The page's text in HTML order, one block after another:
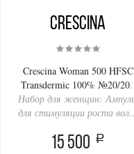
Crescina
Crescina Woman 500 HFSC
Transdermic 100% №20/200
Kit
Набор для женщин:
для стимуляции роста
выпадения и поредения волос
15 500 a